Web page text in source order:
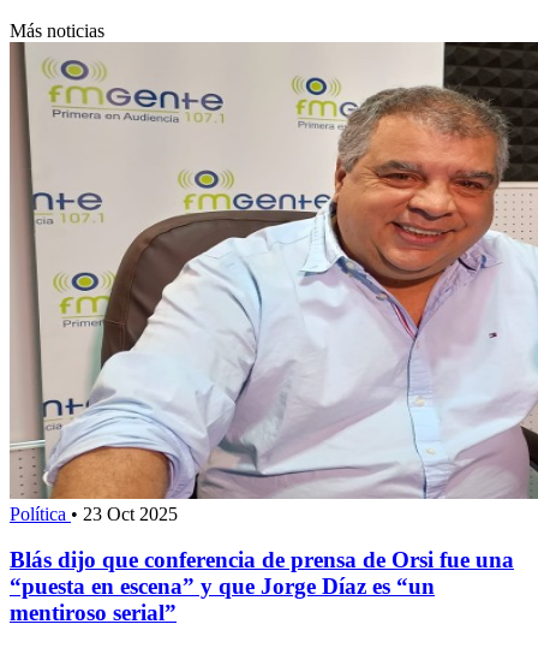
Más noticias
Política • 23 Oct 2025
Blás dijo que conferencia de prensa de Orsi fue una
“puesta en escena” y que Jorge Díaz es “un
mentiroso serial”